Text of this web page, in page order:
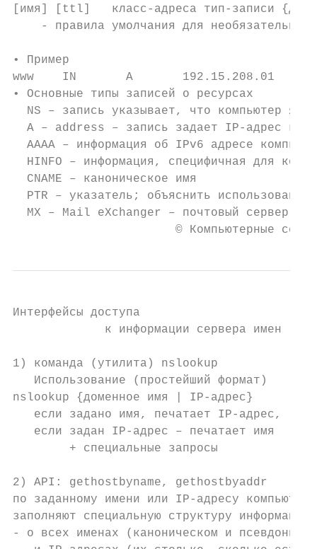
[имя] [ttl]   класс-адреса тип-записи
- правила умолчания для необязательных
• Пример
www    IN       A       192.15.208.01
• Основные типы записей о ресурсах
NS – запись указывает, что компьютер
A – address – запись задает IP-адрес
AAAA – информация об IPv6 адресе
HINFO – информация, специфичная для
  CNAME – каноническое имя
PTR – указатель; объяснить использование
MX – Mail eXchanger – почтовый сервер
© Компьютерные
Интерфейсы доступа
             к информации сервера имен
1) команда (утилита) nslookup
   Использование (простейший формат)
nslookup {доменное имя | IP-адрес}
   если задано имя, печатает IP-адрес,
   если задан IP-адрес – печатает имя
        + специальные запросы
2) API: gethostbyname, gethostbyaddr
по заданному имени или IP-адресу компьютера
заполняют специальную структуру информацией
- о всех именах (каноническом и